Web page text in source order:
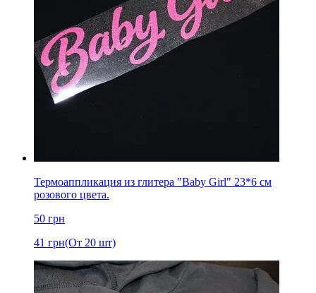
Термоаппликация из глитера "Baby Girl" 23*6 см
розового цвета.
50 грн
41 грн(От 20 шт)